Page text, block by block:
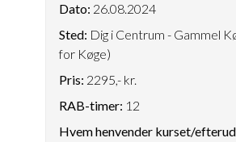
Dato: 26.08.2024
Sted: Dig i Centrum - Gammel
for Køge)
Pris: 2295,- kr.
RAB-timer: 12
Hvem henvender kurset/